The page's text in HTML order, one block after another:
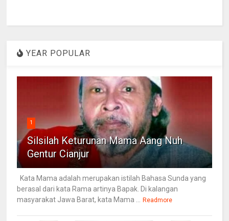
YEAR POPULAR
1
Silsilah Keturunan Mama Aang Nuh
Gentur Cianjur
Kata Mama adalah merupakan istilah Bahasa Sunda yang
berasal dari kata Rama artinya Bapak. Di kalangan
masyarakat Jawa Barat, kata Mama ...
Readmore